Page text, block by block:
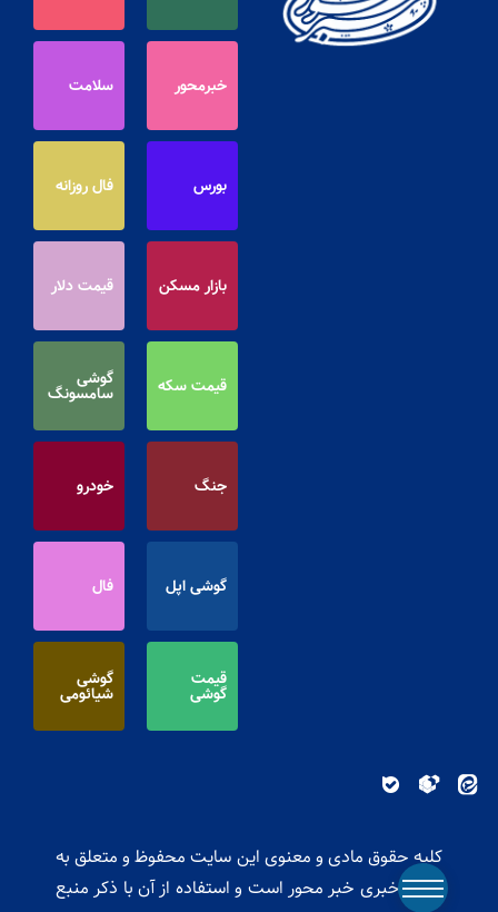
خبرمحور سلامت
بورس فال روزانه
بازار مسکن قیمت دلار
قیمت سکه گوشی
سامسونگ
جنگ خودرو
گوشی اپل فال
قیمت
گوشی
گوشی
شیائومی
کلیه حقوق مادی و معنوی این سایت محفوظ و متعلق به
پایگاه خبری خبر محور است و استفاده از آن با ذکر منبع